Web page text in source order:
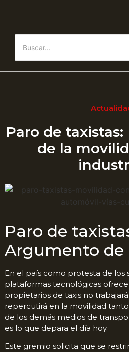
Paro de
de la
Paro de
Argumento de
En el país como protesta de los
plataformas tecnológicas
propietarios de taxis no
repercutirá en la movilidad
de los demás medios de
es lo que depara el día hoy.
Este gremio solicita que se